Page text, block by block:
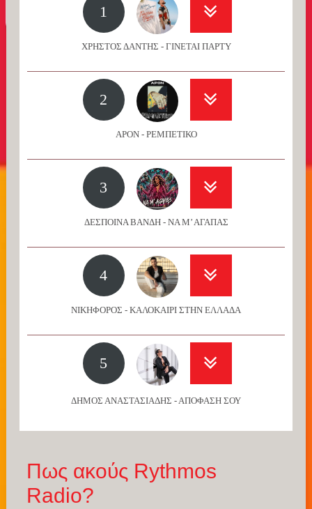
1
ΧΡΗΣΤΟΣ ΔΑΝΤΗΣ - ΓΙΝΕΤΑΙ ΠΑΡΤΥ
2
APON - ΡΕΜΠΕΤΙΚΟ
3
ΔΕΣΠΟΙΝΑ ΒΑΝΔΗ - ΝΑ Μ’ ΑΓΑΠΑΣ
4
ΝΙΚΗΦΟΡΟΣ - ΚΑΛΟΚΑΙΡΙ ΣΤΗΝ ΕΛΛΑΔΑ
5
ΔΗΜΟΣ ΑΝΑΣΤΑΣΙΑΔΗΣ - ΑΠΟΦΑΣΗ ΣΟΥ
Πως ακούς Rythmos
Radio?